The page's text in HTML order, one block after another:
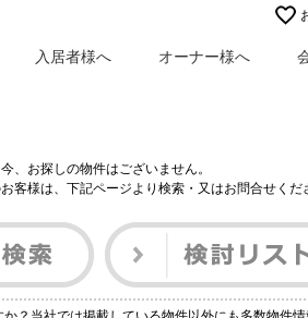
入居者様へ オーナー様へ
、お探しの物件はございません。
客様は、下記ページより検索・又はお問合せくだ